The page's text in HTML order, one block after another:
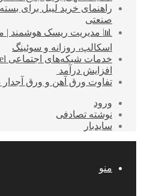
راهنمای خرید لیبل برای
صنعتی
📊 مدیریت ریسک هوشمند |
اسکالپ، روزانه و سوئینگ
افزایش درآمد
تفاوت ورق آهن و ورق
ورود
نوشته تصادفی
سایدبار
منو